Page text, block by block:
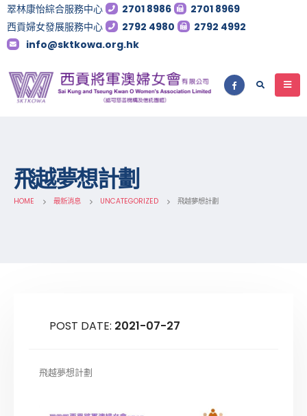
翠林康怡綜合服務中心 2701 8986
2701 8969
西貢婦女發展服務中心
2792 4980
2792 4992
info@sktkowa.org.hk
飛越夢想計劃
HOME 最新消息 UNCATEGORIZED 飛越夢想計劃
POST DATE: 2021-07-27
飛越夢想計劃